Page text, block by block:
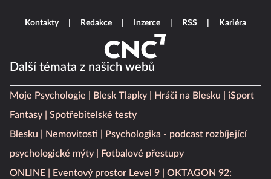
Další témata z našich webů
Moje Psychologie Blesk Tlapky Hráči na Blesku
iSport
Fantasy
Spotřebitelské testy
Blesku
Nemovitosti
Psychologika - podcast rozbíjející
psychologické mýty
Fotbalové přestupy
ONLINE
Eventový prostor Level 9
OKTAGON 92:
Kontakty Redakce Inzerce RSS Kariéra